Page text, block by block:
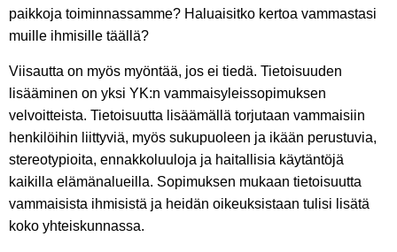
paikkoja toiminnassamme? Haluaisitko kertoa vammastasi
muille ihmisille täällä?
Viisautta on myös myöntää, jos ei tiedä. Tietoisuuden
lisääminen on yksi YK:n vammaisyleissopimuksen
velvoitteista. Tietoisuutta lisäämällä torjutaan vammaisiin
henkilöihin liittyviä, myös sukupuoleen ja ikään perustuvia,
stereotypioita, ennakkoluuloja ja haitallisia käytäntöjä
kaikilla elämänalueilla. Sopimuksen mukaan tietoisuutta
vammaisista ihmisistä ja heidän oikeuksistaan tulisi lisätä
koko yhteiskunnassa.